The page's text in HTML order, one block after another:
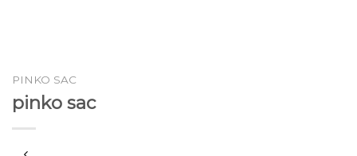
PINKO SAC
pinko sac